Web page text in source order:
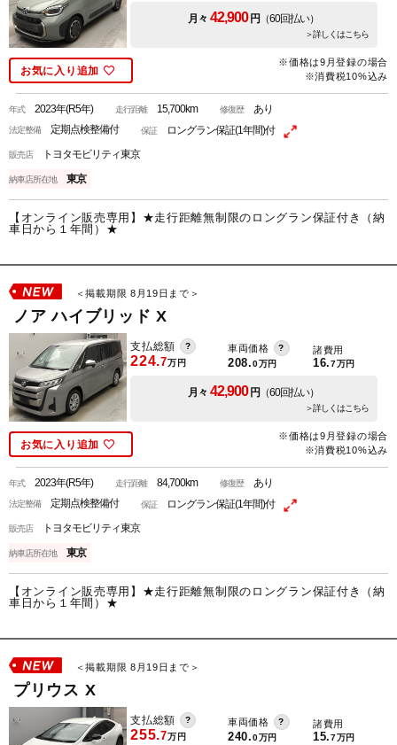
月々 42,900円 （60回払い）
＞詳しくはこちら
お気に入り追加
※価格は9月登録の場合
※消費税10%込み
年式2023年(R5年) 走行距離15,700km 修復歴あり
法定整備定期点検整備付 保証ロングラン保証(1年間)付
販売店トヨタモビリティ東京
納車店所在地東京
【オンライン販売専用】★走行距離無制限のロングラン保証付き（納
車日から１年間）★
＜掲載期限 8月19日まで＞
ノア ハイブリッド X
支払総額
224.7万円
車両価格
208.0万円
諸費用
16.7万円
月々 42,900円 （60回払い）
＞詳しくはこちら
お気に入り追加
※価格は9月登録の場合
※消費税10%込み
年式2023年(R5年) 走行距離84,700km 修復歴あり
法定整備定期点検整備付 保証ロングラン保証(1年間)付
販売店トヨタモビリティ東京
納車店所在地東京
【オンライン販売専用】★走行距離無制限のロングラン保証付き（納
車日から１年間）★
＜掲載期限 8月19日まで＞
プリウス X
支払総額
255.7万円
車両価格
240.0万円
諸費用
15.7万円